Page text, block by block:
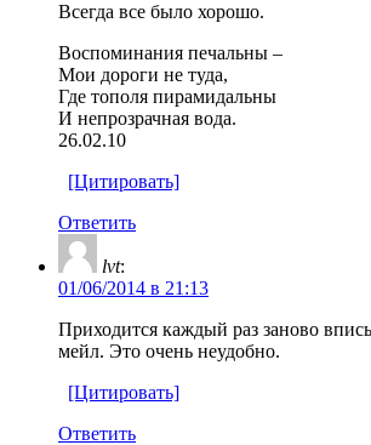
Всегда все было хорошо.
Воспоминания печальны –
Мои дороги не туда,
Где тополя пирамидальны
И непрозрачная вода.
26.02.10
[Цитировать]
Ответить
lvt:
01/06/2014 в 21:13
Приходится каждый раз заново
мейл. Это очень неудобно.
[Цитировать]
Ответить